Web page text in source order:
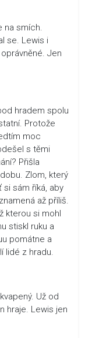
na smích.
se. Lewis i
Jen
hradem spolu
Protože
moc
s těmi
Přišla
Zlom, který
si sám říká, aby
až příliš.
kterou si mohl
stiskl ruku a
pomátne a
lidé z hradu.
Už od
hraje. Lewis jen